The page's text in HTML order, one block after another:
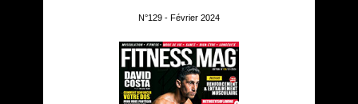
N°129 - Février 2024